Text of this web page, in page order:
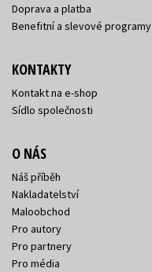
Doprava a platba
Benefitní a slevové programy
KONTAKTY
Kontakt na e-shop
Sídlo společnosti
O NÁS
Náš příběh
Nakladatelství
Maloobchod
Pro autory
Pro partnery
Pro média